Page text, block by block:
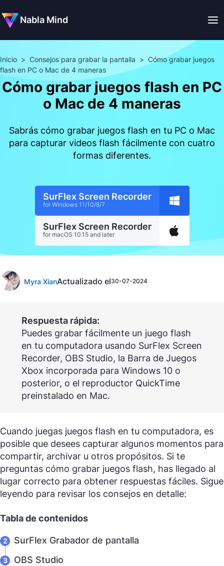
Nabla Mind
Inicio > Consejos para grabar la pantalla > Cómo grabar juegos
flash en PC o Mac de 4 maneras
Cómo grabar juegos flash en PC
o Mac de 4 maneras
Sabrás cómo grabar juegos flash en tu PC o Mac
para capturar videos flash fácilmente con cuatro
formas diferentes.
SurFlex Screen Recorder
for Windows 11/10/8/7
SurFlex Screen Recorder
for macOS 10.15 and later
Myra XianActualizado el30-07-2024
Respuesta rápida:
Puedes grabar fácilmente un juego flash
en tu computadora usando SurFlex Screen
Recorder, OBS Studio, la Barra de Juegos
Xbox incorporada para Windows 10 o
posterior, o el reproductor QuickTime
preinstalado en Mac.
Cuando juegas juegos flash en tu computadora, es
posible que desees capturar algunos momentos para
compartir, archivar u otros propósitos. Si te
preguntas cómo grabar juegos flash, has llegado al
lugar correcto para obtener respuestas fáciles. Sigue
leyendo para revisar los consejos en detalle:
Tabla de contenidos
SurFlex Grabador de pantalla
OBS Studio